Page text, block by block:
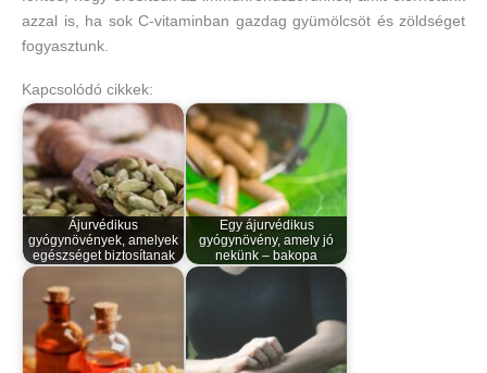
azzal is, ha sok C-vitaminban gazdag gyümölcsöt és zöldséget
fogyasztunk.
Kapcsolódó cikkek:
Ájurvédikus
gyógynövények, amelyek
egészséget biztosítanak
Egy ájurvédikus
gyógynövény, amely jó
nekünk – bakopa